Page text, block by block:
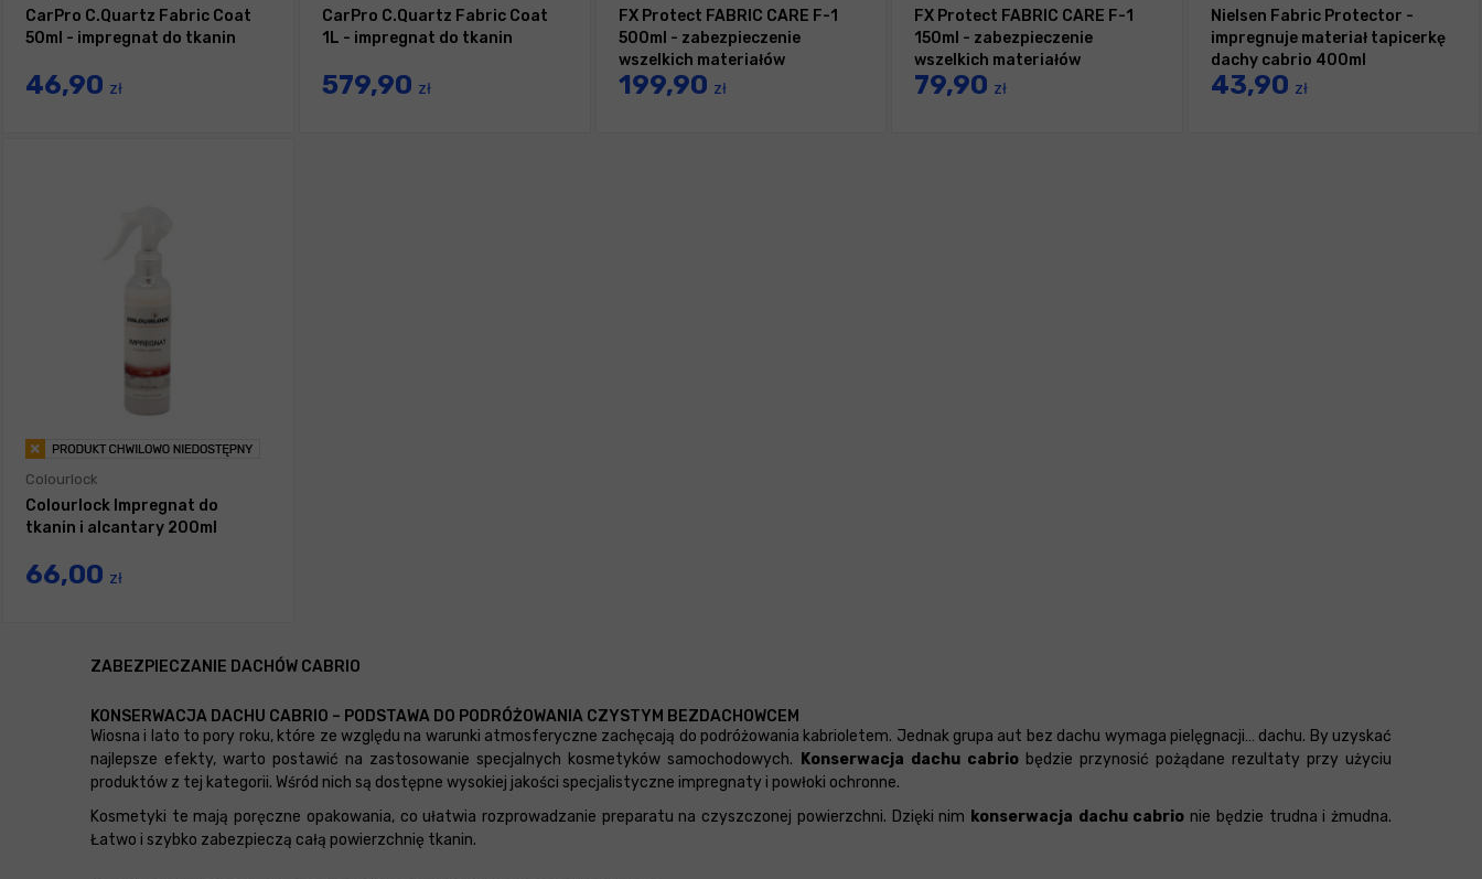
CarPro C.Quartz Fabric Coat
50ml - impregnat do tkanin
46,90 zł
CarPro C.Quartz Fabric Coat
1L - impregnat do tkanin
579,90 zł
FX Protect FABRIC CARE F-1
500ml - zabezpieczenie
wszelkich materiałów
tekstylnych
199,90 zł
FX Protect FABRIC CARE F-1
150ml - zabezpieczenie
wszelkich materiałów
tekstylnych
79,90 zł
Nielsen Fabric Protector -
impregnuje materiał tapicerkę
dachy cabrio 400ml
43,90 zł
Colourlock
Colourlock Impregnat do
tkanin i alcantary 200ml
66,00 zł
ZABEZPIECZANIE DACHÓW CABRIO
KONSERWACJA DACHU CABRIO – PODSTAWA DO PODRÓŻOWANIA CZYSTYM BEZDACHOWCEM
Wiosna i lato to pory roku, które ze względu na warunki atmosferyczne zachęcają do podróżowania kabrioletem. Jednak grupa aut bez dachu wymaga pielęgnacji… dachu. By uzyskać
najlepsze efekty, warto postawić na zastosowanie specjalnych kosmetyków samochodowych.
Konserwacja dachu cabrio będzie przynosić pożądane rezultaty przy użyciu
produktów z tej kategorii. Wśród nich są dostępne wysokiej jakości specjalistyczne impregnaty i powłoki ochronne.
Kosmetyki te mają poręczne opakowania, co ułatwia rozprowadzanie preparatu na czyszczonej powierzchni. Dzięki nim konserwacja dachu cabrio nie będzie trudna i żmudna.
Łatwo i szybko zabezpieczą całą powierzchnię tkanin.